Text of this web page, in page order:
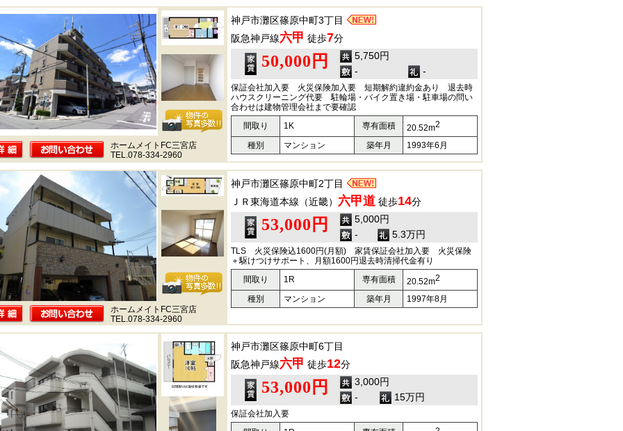
神戸市灘区篠原中町3丁目
阪急神戸線六甲 徒歩7分
50,000円
5,750円
-
-
保証会社加入要 火災保険加入要 短期解約違約金あり 退去時
ハウスクリーニング代要 駐輪場・バイク置き場・駐車場の問い
合わせは建物管理会社まで要確認
間取り
1K 専有面積 20.52m2
種別 マンション 築年月 1993年6月
ホームメイトFC三宮店
TEL.078-334-2960
神戸市灘区篠原中町2丁目
ＪＲ東海道本線（近畿） 六甲道 徒歩14分
53,000円
5,000円
-
5.3万円
TLS 火災保険込1600円(月額) 家賃保証会社加入要 火災保険
＋駆けつけサポート、月額1600円退去時清掃代金有り
間取り
1R 専有面積 20.52m2
種別 マンション 築年月
1997年8月
ホームメイトFC三宮店
TEL.078-334-2960
神戸市灘区篠原中町6丁目
阪急神戸線六甲 徒歩12分
53,000円
3,000円
-
15万円
保証会社加入要